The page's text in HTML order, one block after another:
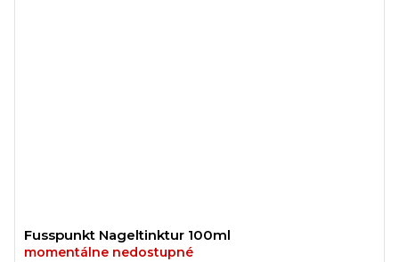
Fusspunkt Nageltinktur 100ml
momentálne nedostupné